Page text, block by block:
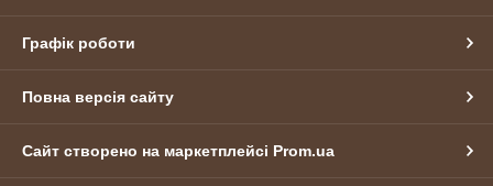
Графік роботи
Повна версія сайту
Сайт створено на маркетплейсі Prom.ua